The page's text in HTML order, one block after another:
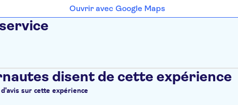
Ouvrir avec Google Maps
disent de cette expérience
sur cette expérience